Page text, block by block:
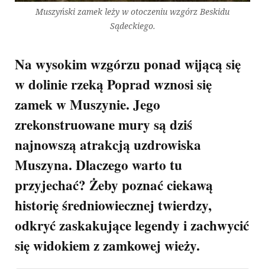
Muszyński zamek leży w otoczeniu wzgórz Beskidu
Sądeckiego.
Na wysokim wzgórzu ponad wijącą się
w dolinie rzeką Poprad wznosi się
zamek w Muszynie. Jego
zrekonstruowane mury są dziś
najnowszą atrakcją uzdrowiska
Muszyna. Dlaczego warto tu
przyjechać? Żeby poznać ciekawą
historię średniowiecznej twierdzy,
odkryć zaskakujące legendy i zachwycić
się widokiem z zamkowej wieży.